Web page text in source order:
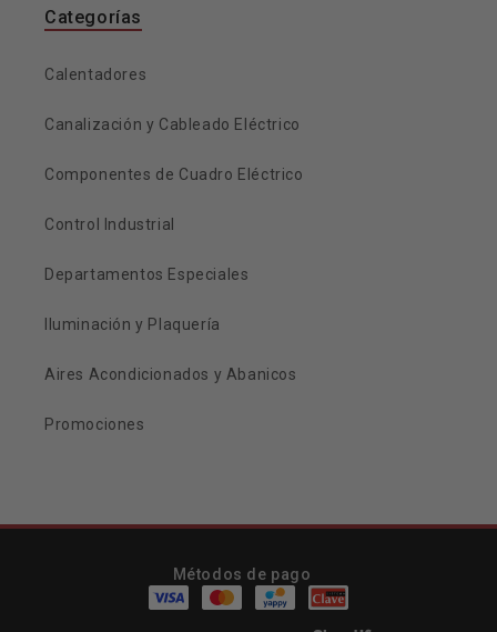
Categorías
Calentadores
Canalización y Cableado Eléctrico
Componentes de Cuadro Eléctrico
Control Industrial
Departamentos Especiales
Iluminación y Plaquería
Aires Acondicionados y Abanicos
Promociones
Métodos de pago